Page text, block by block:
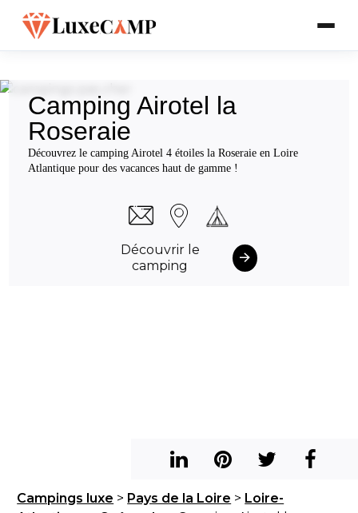
Camping Airotel la
Roseraie
Découvrez le camping Airotel 4 étoiles la Roseraie en Loire
Atlantique pour des vacances haut de gamme !
Découvrir le
camping
Campings luxe > Pays de la Loire > Loire-